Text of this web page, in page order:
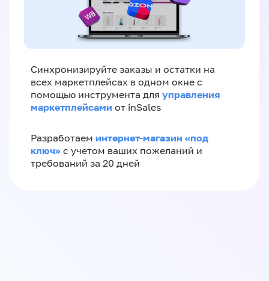
Синхронизируйте заказы и остатки на
всех маркетплейсах в одном окне с
помощью инструмента для управления
маркетплейсами от inSales
Разработаем интернет-магазин «‎под
ключ»‎ с учетом ваших пожеланий и
требований за 20 дней